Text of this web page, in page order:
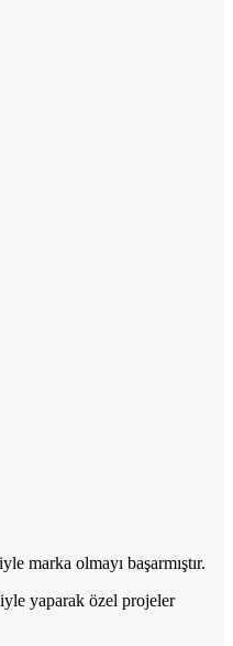
marka olmayı başarmıştır.
yaparak özel projeler